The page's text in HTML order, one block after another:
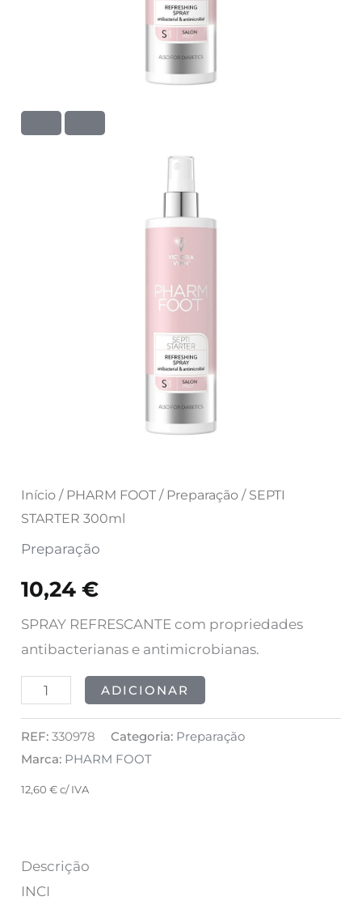
Início / PHARM FOOT / Preparação / SEPTI
STARTER 300ml
Preparação
10,24€
SPRAY REFRESCANTE com propriedades
antibacterianas e antimicrobianas.
ADICIONAR
REF:330978 Categoria: Preparação
Marca: PHARM FOOT
12,60€ c/ IVA
Descrição
INCI